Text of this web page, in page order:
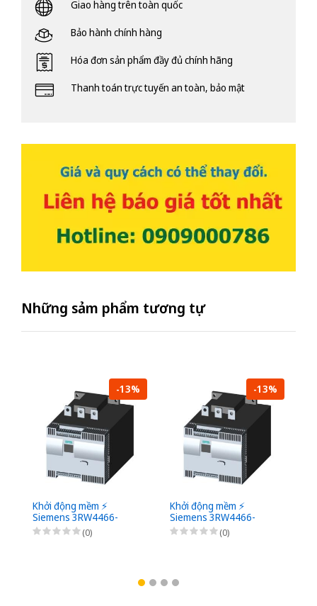
Giao hàng trên toàn quốc
Bảo hành chính hàng
Hóa đơn sản phẩm đầy đủ chính hãng
Thanh toán trực tuyến an toàn, bảo mật
Những sảm phẩm tương tự
-13%
Khởi động mềm ⚡️
Siemens 3RW4466-
6BC45 ⚡️
(0)
-13%
Khởi động mềm ⚡️
Siemens 3RW4466-
6BC46 ⚡️
(0)